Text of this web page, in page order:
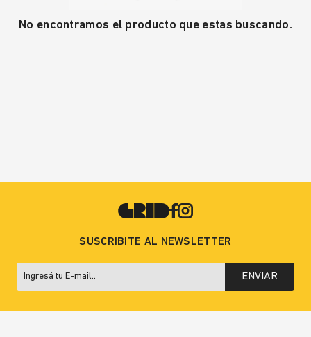
No encontramos el producto que estas buscando.
SUSCRIBITE AL NEWSLETTER
ENVIAR